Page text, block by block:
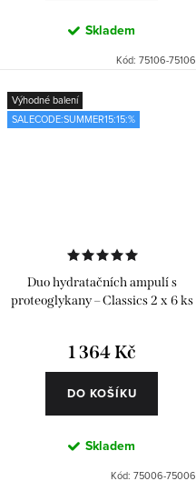
Skladem
Kód: 75106-75106
Výhodné balení
SALECODE:SUMMER15:15:%
Duo hydratačních ampulí s
proteoglykany – Classics 2 x 6 ks
1 364 Kč
DO KOŠÍKU
Skladem
Kód: 75006-75006